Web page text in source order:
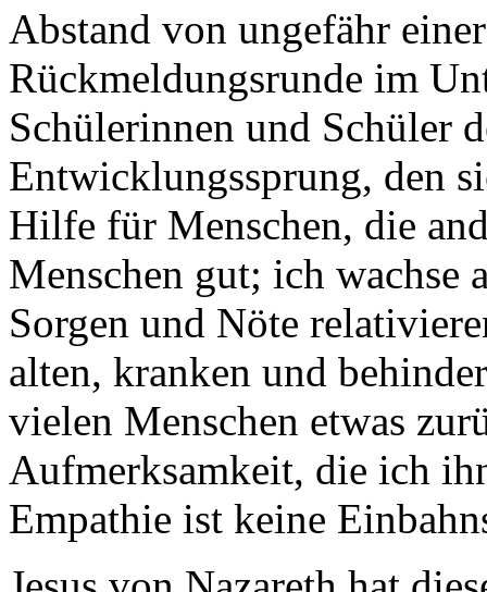
Abstand von ungefähr
Rückmeldungsrunde im
Schülerinnen und Schüler
Entwicklungssprung, den
Hilfe für Menschen, die
Menschen gut; ich wachse
Sorgen und Nöte
alten, kranken und
vielen Menschen etwas
Aufmerksamkeit, die ich
Empathie ist keine